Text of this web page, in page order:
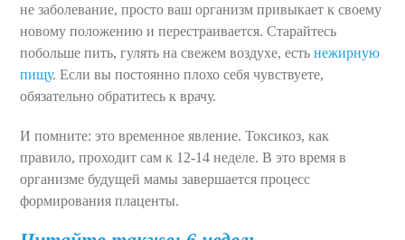
не заболевание, просто ваш организм привыкает к своему
новому положению и перестраивается. Старайтесь
побольше пить, гулять на свежем воздухе, естьнежирную
пищу. Если вы постоянно плохо себя чувствуете,
обязательно обратитесь к врачу.
И помните: это временное явление. Токсикоз, как
правило, проходит сам к 12-14 неделе. В это время в
организме будущей мамы завершается процесс
формирования плаценты.